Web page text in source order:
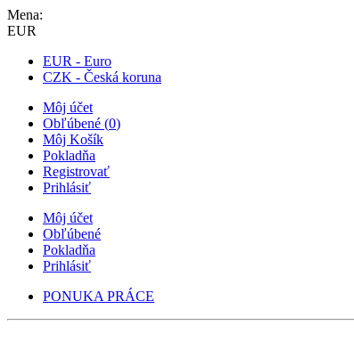
Mena:
EUR
EUR - Euro
CZK - Česká koruna
Môj účet
Obľúbené (0)
Môj Košík
Pokladňa
Registrovať
Prihlásiť
Môj účet
Obľúbené
Pokladňa
Prihlásiť
PONUKA PRÁCE